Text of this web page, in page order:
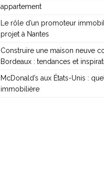
appartement
Le rôle d’un promoteur
projet à Nantes
Construire une maison neuve
Bordeaux : tendances et
McDonald’s aux États-Unis :
immobilière